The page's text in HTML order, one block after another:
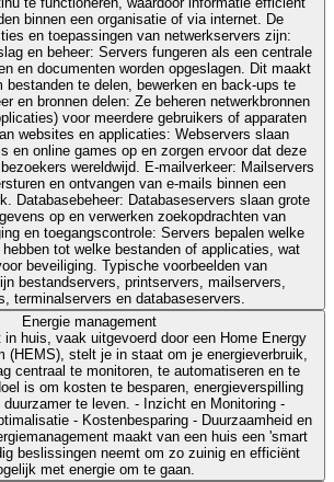
binnen een organisatie of via internet. De
en toepassingen van netwerkservers zijn:
en beheer: Servers fungeren als een centrale
en documenten worden opgeslagen. Dit maakt
bestanden te delen, bewerken en back-ups te
en bronnen delen: Ze beheren netwerkbronnen
voor meerdere gebruikers of apparaten
websites en applicaties: Webservers slaan
en online games op en zorgen ervoor dat deze
wereldwijd. E-mailverkeer: Mailservers
en ontvangen van e-mails binnen een
Databasebeheer: Databaseservers slaan grote
op en verwerken zoekopdrachten van
en toegangscontrole: Servers bepalen welke
tot welke bestanden of applicaties, wat
beveiliging. Typische voorbeelden van
bestandservers, printservers, mailservers,
terminalservers en databaseservers.
Energie management
in huis, vaak uitgevoerd door een Home Energy
(HEMS), stelt je in staat om je energieverbruik,
centraal te monitoren, te automatiseren en te
is om kosten te besparen, energieverspilling
leven. - Inzicht en Monitoring -
- Kostenbesparing - Duurzaamheid en
maakt van een huis een 'smart
beslissingen neemt om zo zuinig en efficiënt
met energie om te gaan.